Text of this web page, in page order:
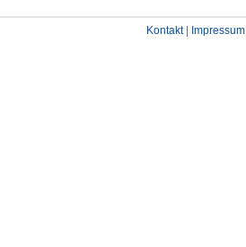
Kontakt| Impressum